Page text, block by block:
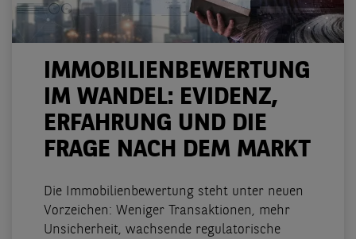
IMMOBILIENBEWERTUNG
IM WANDEL: EVIDENZ,
ERFAHRUNG UND DIE
FRAGE NACH DEM MARKT
Die Immobilienbewertung steht unter neuen
Vorzeichen: Weniger Transaktionen, mehr
Unsicherheit, wachsende regulatorische